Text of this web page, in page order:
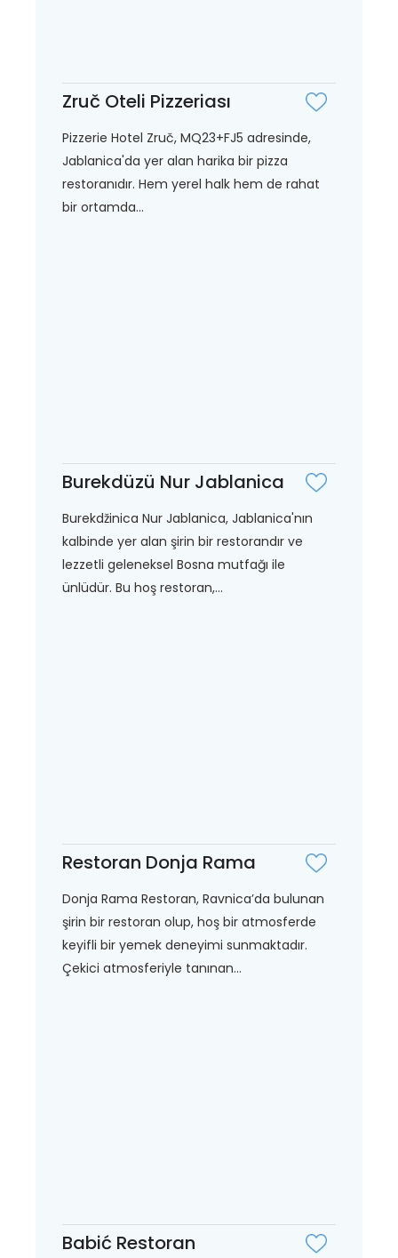
Zruč Oteli Pizzeriası
Pizzerie Hotel Zruč, MQ23+FJ5 adresinde,
Jablanica'da yer alan harika bir pizza
restoranıdır. Hem yerel halk hem de rahat
bir ortamda...
Burekdüzü Nur Jablanica
Burekdžinica Nur Jablanica, Jablanica'nın
kalbinde yer alan şirin bir restorandır ve
lezzetli geleneksel Bosna mutfağı ile
ünlüdür. Bu hoş restoran,...
Restoran Donja Rama
Donja Rama Restoran, Ravnica’da bulunan
şirin bir restoran olup, hoş bir atmosferde
keyifli bir yemek deneyimi sunmaktadır.
Çekici atmosferiyle tanınan...
Babić Restoran